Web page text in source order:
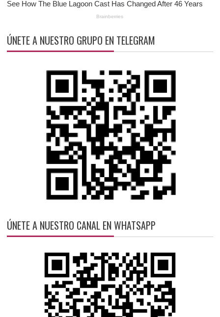
ÚNETE A NUESTRO GRUPO EN TELEGRAM
ÚNETE A NUESTRO CANAL EN WHATSAPP